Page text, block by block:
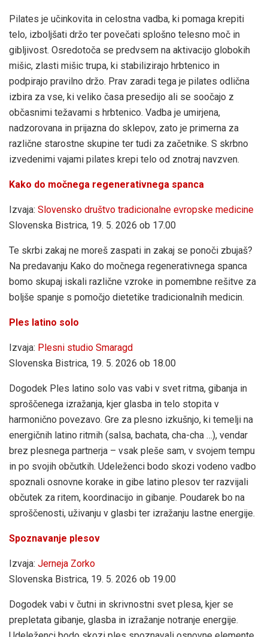
Pilates je učinkovita in celostna vadba, ki pomaga krepiti
telo, izboljšati držo ter povečati splošno telesno moč in
gibljivost. Osredotoča se predvsem na aktivacijo globokih
mišic, zlasti mišic trupa, ki stabilizirajo hrbtenico in
podpirajo pravilno držo. Prav zaradi tega je pilates odlična
izbira za vse, ki veliko časa presedijo ali se soočajo z
občasnimi težavami s hrbtenico. Vadba je umirjena,
nadzorovana in prijazna do sklepov, zato je primerna za
različne starostne skupine ter tudi za začetnike. S skrbno
izvedenimi vajami pilates krepi telo od znotraj navzven.
Kako do močnega regenerativnega spanca
Izvaja: Slovensko društvo tradicionalne evropske medicine
Slovenska Bistrica, 19. 5. 2026 ob 17.00
Te skrbi zakaj ne moreš zaspati in zakaj se ponoči zbujaš?
Na predavanju Kako do močnega regenerativnega spanca
bomo skupaj iskali različne vzroke in pomembne rešitve za
boljše spanje s pomočjo dietetike tradicionalnih medicin.
Ples latino solo
Izvaja: Plesni studio Smaragd
Slovenska Bistrica, 19. 5. 2026 ob 18.00
Dogodek Ples latino solo vas vabi v svet ritma, gibanja in
sproščenega izražanja, kjer glasba in telo stopita v
harmonično povezavo. Gre za plesno izkušnjo, ki temelji na
energičnih latino ritmih (salsa, bachata, cha-cha …), vendar
brez plesnega partnerja – vsak pleše sam, v svojem tempu
in po svojih občutkih. Udeleženci bodo skozi vodeno vadbo
spoznali osnovne korake in gibe latino plesov ter razvijali
občutek za ritem, koordinacijo in gibanje. Poudarek bo na
sproščenosti, uživanju v glasbi ter izražanju lastne energije.
Spoznavanje plesov
Izvaja: Jerneja Zorko
Slovenska Bistrica, 19. 5. 2026 ob 19.00
Dogodek vabi v čutni in skrivnostni svet plesa, kjer se
prepletata gibanje, glasba in izražanje notranje energije.